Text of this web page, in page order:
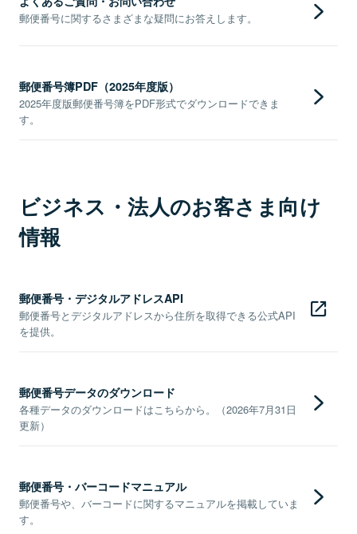
郵便番号に関するさまざまな疑問にお答えします。
郵便番号簿PDF（2025年度版）
2025年度版郵便番号簿をPDF形式でダウンロードできま
す。
ビジネス・法人のお客さま向け
情報
郵便番号・デジタルアドレスAPI
郵便番号とデジタルアドレスから住所を取得できる公式API
を提供。
郵便番号データのダウンロード
各種データのダウンロードはこちらから。（2026年7月31日
更新）
郵便番号・バーコードマニュアル
郵便番号や、バーコードに関するマニュアルを掲載していま
す。